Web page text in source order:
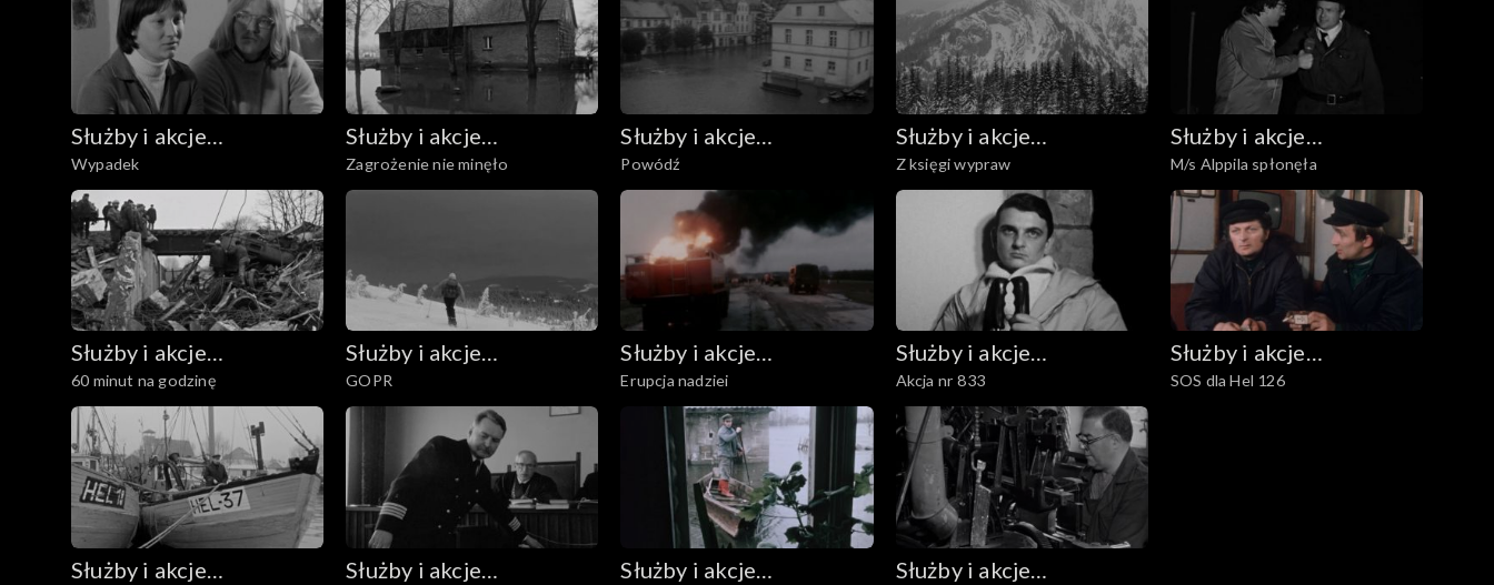
Służby i akcje
ratownicze
Wypadek
Służby i akcje
ratownicze
Zagrożenie nie minęło
Służby i akcje
ratownicze
Powódź
Służby i akcje
ratownicze
Z księgi wypraw
Służby i akcje
ratownicze
M/s Alppila spłonęła
Służby i akcje
ratownicze
60 minut na godzinę
Służby i akcje
ratownicze
GOPR
Służby i akcje
ratownicze
Erupcja nadziei
Służby i akcje
ratownicze
Akcja nr 833
Służby i akcje
ratownicze
SOS dla Hel 126
Służby i akcje
Służby i akcje
Służby i akcje
Służby i akcje